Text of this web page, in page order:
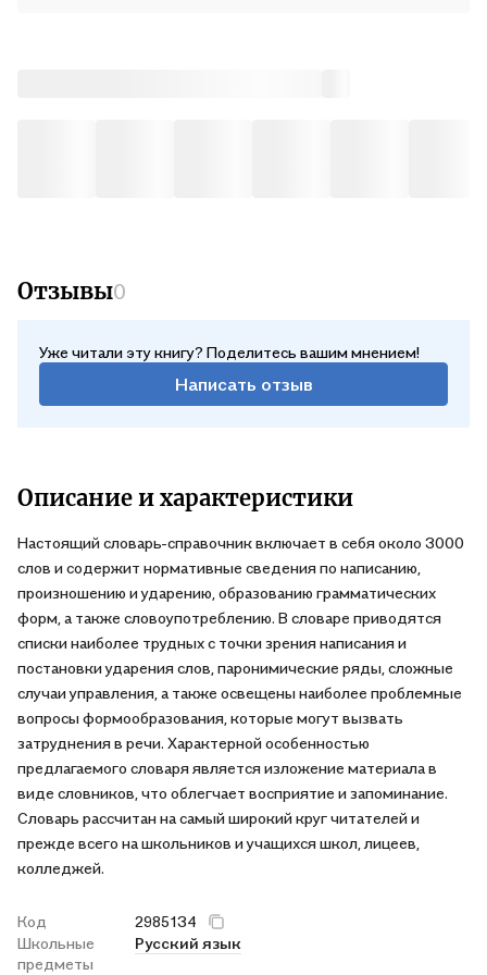
Отзывы0
Уже читали эту книгу? Поделитесь вашим мнением!
Написать отзыв
Описание и характеристики
Настоящий словарь-справочник включает в себя около 3000
слов и содержит нормативные сведения по написанию,
произношению и ударению, образованию грамматических
форм, а также словоупотреблению. В словаре приводятся
списки наиболее трудных с точки зрения написания и
постановки ударения слов, паронимические ряды, сложные
случаи управления, а также освещены наиболее проблемные
вопросы формообразования, которые могут вызвать
затруднения в речи. Характерной особенностью
предлагаемого словаря является изложение материала в
виде словников, что облегчает восприятие и запоминание.
Словарь рассчитан на самый широкий круг читателей и
прежде всего на школьников и учащихся школ, лицеев,
колледжей.
Код
2985134
Школьные
предметы
Русский язык